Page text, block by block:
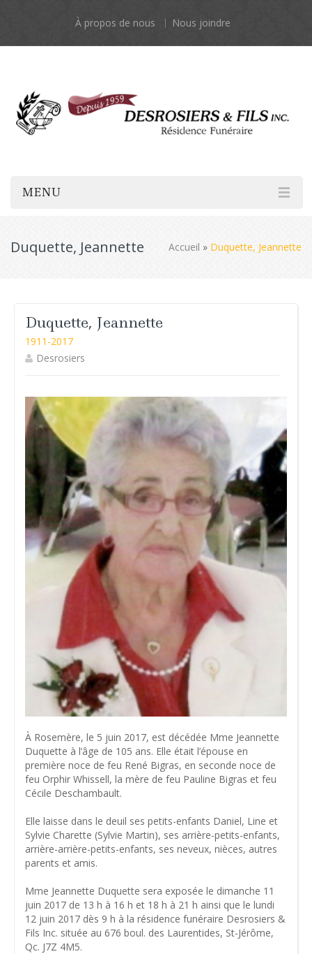
À propos de nous Nous joindre
MENU
Duquette, Jeannette Accueil » Duquette, Jeannette
Duquette, Jeannette
1911-2017
Desrosiers
À Rosemère, le 5 juin 2017, est décédée Mme Jeannette
Duquette à l’âge de 105 ans. Elle était l’épouse en
première noce de feu René Bigras, en seconde noce de
feu Orphir Whissell, la mère de feu Pauline Bigras et feu
Cécile Deschambault.
Elle laisse dans le deuil ses petits-enfants Daniel, Line et
Sylvie Charette (Sylvie Martin), ses arrière-petits-enfants,
arrière-arrière-petits-enfants, ses neveux, nièces, autres
parents et amis.
Mme Jeannette Duquette sera exposée le dimanche 11
juin 2017 de 13 h à 16 h et 18 h à 21 h ainsi que le lundi
12 juin 2017 dès 9 h à la résidence funéraire Desrosiers &
Fils Inc. située au 676 boul. des Laurentides, St-Jérôme,
Qc. J7Z 4M5.